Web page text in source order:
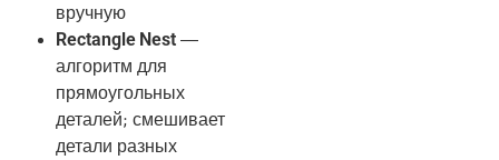
вручную
Rectangle Nest —
алгоритм для
прямоугольных
деталей; смешивает
детали разных